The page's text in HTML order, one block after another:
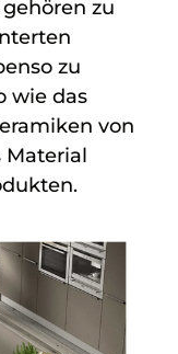
zu
zu
wie das
von
Material